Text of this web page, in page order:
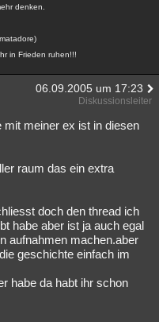
denken.
in Frieden ruhen!!!
06.09.2005 um 17:23
Diskussionsleiter
meiner ex ist in diesen
raum das ein extra
doch den thread ich
habe aber ist ja auch egal
aufnahmen machen.aber
geschichte einfach im
habe da habt ihr schon